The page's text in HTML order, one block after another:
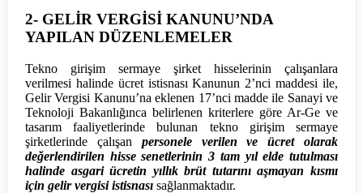
2- GELİR VERGİSİ KANUNU’NDA
YAPILAN DÜZENLEMELER
Tekno girişim sermaye şirket hisselerinin çalışanlara
verilmesi halinde ücret istisnası Kanunun 2’nci maddesi ile,
Gelir Vergisi Kanunu’na eklenen 17’nci madde ile Sanayi ve
Teknoloji Bakanlığınca belirlenen kriterlere göre Ar-Ge ve
tasarım faaliyetlerinde bulunan tekno girişim sermaye
şirketlerinde çalışan personele verilen ve ücret olarak
değerlendirilen hisse senetlerinin 3 tam yıl elde tutulması
halinde asgari ücretin yıllık brüt tutarını aşmayan kısmı
için gelir vergisi istisnası sağlanmaktadır.